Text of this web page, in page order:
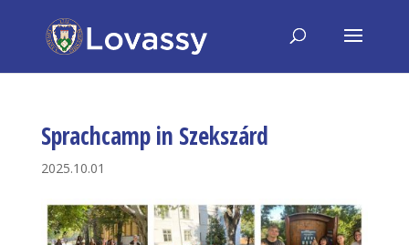
Sprachcamp in Szekszárd
2025.10.01